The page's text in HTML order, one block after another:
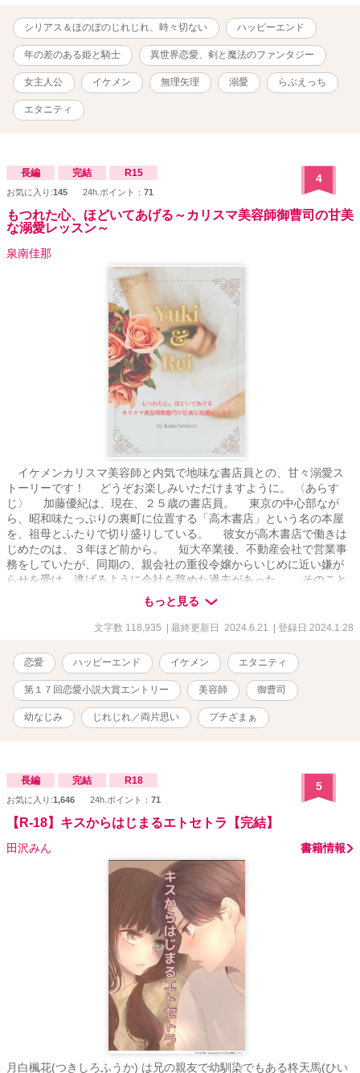
だった。 神に認められた夫婦になるために、皆の前で交わらなけ
ればならないという、最悪な婚礼の儀式から始まった二人だった
が、徐々に愛を育んでいく。 これは――政略結婚で得た純真無垢
な幼な妻フィオーレに、何事にも本気になれなかったデュランダル
が本気の恋に落ちてしまい、二人が相思相愛になるまでの物語。
【第2部・第5章〜第8章】 王太后に言いなりの愚王に対するエス
ト・グランテ王国国民らの不満は高まり、竜の血を継ぐ「真の王」
中、波乱に巻き込まれる夫婦二人が、運命に抗いながら、互いの心
の傷を乗り越えて幸せを掴むまでの物語。 国王である兄ジョワユ
ンダルが、葛藤の末に選んだ道とは――。 ※ムーンライト様に2020
年7月～10月に毎日投稿していた完結作になります「無垢な花嫁は、
青焔の騎士に囚われる」。 ※対となる話は、「追放されし奴隷の聖
女は、王位簒奪者に溺愛される」第8章の流れと対比で読むと、裏話
的に面白いです。 ※ひたすら旦那が嫁のことを好きすぎるので、苦
手な人はご注意を ※ざまあはちょっと ※章ごと、各前中後編ごとに
読んでも、性描写等は楽しめます（衆人環視、公開えっち、人に見
られちゃう？、野外、素股、クンニ、フェラ等） ※たまにラブコメ
ディーちっく、後日談はギャグっぽい
シリアス＆ほのぼのじれじれ、時々切ない ハッピーエンド
年の差のある姫と騎士 異世界恋愛、剣と魔法のファンタジー
女主人公 イケメン 無理矢理 溺愛 らぶえっち
エタニティ
長編 完結 R15
お気に入り:145 24h.ポイント： 71
4
もつれた心、ほどいてあげる～カリスマ美容師御曹司の甘美
な溺愛レッスン～
泉南佳那
イケメンカリスマ美容師と内気で地味な書店員との、甘々溺愛ス
トーリーです！ どうぞお楽しみいただけますように。 〈あらす
じ〉 加藤優紀は、現在、２５歳の書店員。 東京の中心部なが
ら、昭和味たっぷりの裏町に位置する「高木書店」という名の本屋
を、祖母とふたりで切り盛りしている。 彼女が高木書店で働きは
じめたのは、３年ほど前から。 短大卒業後、不動産会社で営業事
務をしていたが、同期の、親会社の重役令嬢からいじめに近い嫌が
らせを受け、逃げるように会社を辞めた過去があった。 そのこと
は優紀の心に小さいながらも深い傷をつけた。 人付き合いを恐れ
るようになった優紀は、それ以来、つぶれかけの本屋で人の目につ
かない質素な生活に安んじていた。 一方、高木書店の目と鼻の先
師の香坂玲伊が〈リインカネーション〉という総合ビューティーサ
ロンを経営していた。 玲伊は優紀より４歳年上の２９歳。 優紀
も、兄とともに玲伊と一緒に遊んだ幼なじみであった。 店が近い
こともあり、玲伊はしょっちゅう、優紀の本屋に顔を出していた。
子供のころから、かっこよくて優しかった玲伊は、優紀の初恋
の人。 その気持ちは今もまったく変わっていなかったが、しがな
伊に「自分の店に来て」言われる。 優紀が〈リインカネーショ
ン〉を訪れると、人気のファッション誌『KALEN』の編集者が待っ
ていた。 そして「シンデレラ・プロジェクト」のモデルをしてほ
しいと依頼される。 「シンデレラ・プロジェクト」とは、玲伊の店
の１周年記念の企画で、〈リインカネーション〉のすべての施設を
使い、２～３カ月でモデルの女性を美しく変身させ、それを雑誌の
連載記事として掲載するというもの。 優紀は固辞したが、玲伊の
熱心な誘いに負け、最終的に引き受けることとなる。 はじめての
経験に戸惑いながらも、超一流の施術に心が満たされていく優紀。
そして、玲伊への恋心はいっそう募ってゆく。 玲伊はとても優
しいが、それは親友の妹だから。 そんな切ない気持ちを抱えてい
た。 プロジェクトがはじまり、ひと月が過ぎた。 書店の仕事と
〈リインカネーション〉の施術という二重生活に慣れてきた矢先、
大問題が発生する。 突然、編集部に上層部から横やりが入り、優
紀は「シンデレラ・プロジェクト」のモデルを下ろされることにな
った。 残念に思いながらも、やはり夢でしかなかったのだとあき
らめる優紀だったが、そんなとき、玲伊から呼び出しを受けて……
もっと見る
文字数 118,935 | 最終更新日 2024.6.21 | 登録日 2024.1.28
恋愛 ハッピーエンド イケメン エタニティ
第１７回恋愛小説大賞エントリー 美容師 御曹司
幼なじみ じれじれ／両片思い プチざまぁ
長編 完結 R18
お気に入り:1,646 24h.ポイント： 71
5
【R-18】キスからはじまるエトセトラ【完結】
田沢みん 書籍情報
月白楓花(つきしろふうか) は兄の親友で幼馴染でもある柊天馬(ひい